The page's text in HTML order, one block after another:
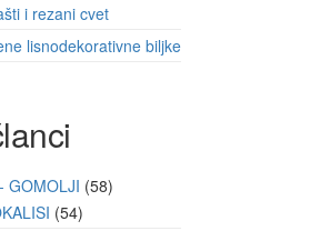
i rezani cvet
lisnodekorativne biljke
GOMOLJI 58
54